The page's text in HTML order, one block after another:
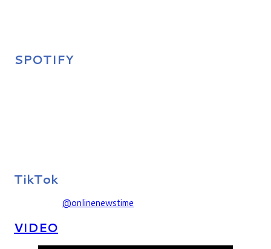
SPOTIFY
TikTok
@onlinenewstime
VIDEO